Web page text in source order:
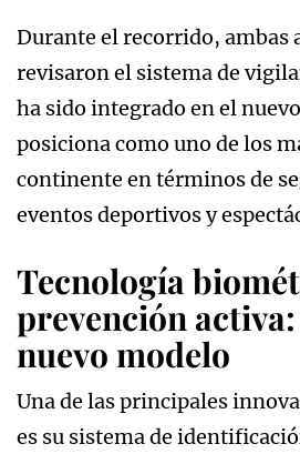
Durante el recorrido, ambas
revisaron el sistema de
ha sido integrado en el
posiciona como uno de los
continente en términos de
eventos deportivos y
Tecnología
prevención
nuevo modelo
Una de las principales
es su sistema de